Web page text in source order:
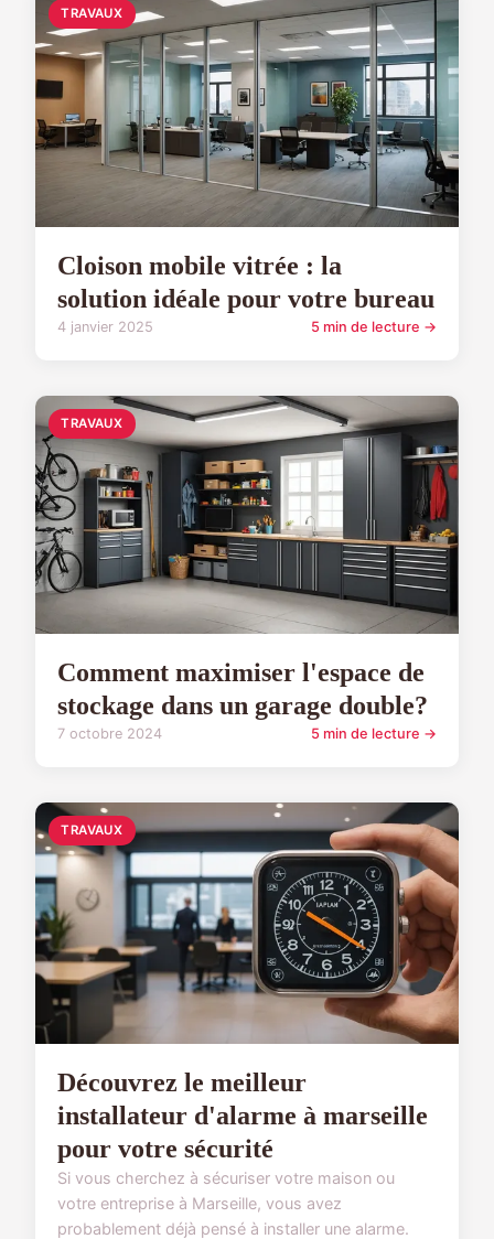
TRAVAUX
Cloison mobile vitrée : la
solution idéale pour votre bureau
4 janvier 2025 5 min de lecture →
TRAVAUX
Comment maximiser l'espace de
stockage dans un garage double?
7 octobre 2024 5 min de lecture →
TRAVAUX
Découvrez le meilleur
installateur d'alarme à marseille
pour votre sécurité
Si vous cherchez à sécuriser votre maison ou
votre entreprise à Marseille, vous avez
probablement déjà pensé à installer une alarme.